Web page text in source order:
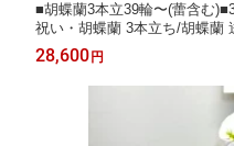
■胡蝶蘭3本立39輪〜(蕾含む
祝い・胡蝶蘭 3本立ち/胡蝶蘭
祝い花・お供え花・ 【ラン・
し・還暦・喜寿・米寿/ピン
なやか正月
28,600 円